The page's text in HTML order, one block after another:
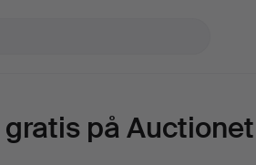
på Auctionet